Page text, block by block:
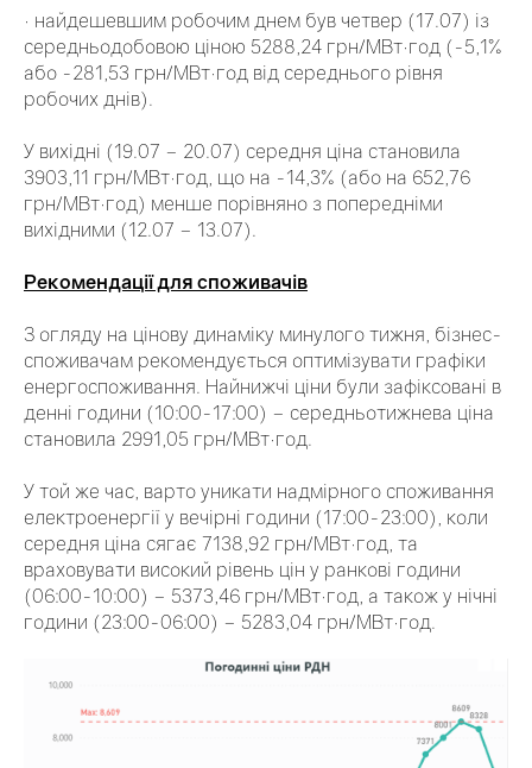
· найдешевшим робочим днем був четвер (17.07) із
середньодобовою ціною 5288,24 грн/МВт·год (-5,1%
або -281,53 грн/МВт·год від середнього рівня
робочих днів).
У вихідні (19.07 – 20.07) середня ціна становила
3903,11 грн/МВт·год, що на -14,3% (або на 652,76
грн/МВт·год) менше порівняно з попередніми
вихідними (12.07 – 13.07).
Рекомендації для споживачів
З огляду на цінову динаміку минулого тижня, бізнес-
споживачам рекомендується оптимізувати графіки
енергоспоживання. Найнижчі ціни були зафіксовані в
денні години (10:00-17:00) – середньотижнева ціна
становила 2991,05 грн/МВт·год.
У той же час, варто уникати надмірного споживання
електроенергії у вечірні години (17:00-23:00), коли
середня ціна сягає 7138,92 грн/МВт·год, та
враховувати високий рівень цін у ранкові години
(06:00-10:00) – 5373,46 грн/МВт·год, а також у нічні
години (23:00-06:00) – 5283,04 грн/МВт·год.